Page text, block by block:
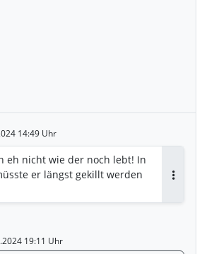
14:49 Uhr
eh nicht wie der noch lebt! In
er längst gekillt werden
19:11 Uhr